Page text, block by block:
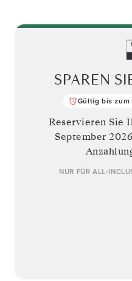
SPAREN
Gültig bis zum
Reservieren Sie
September 2026
NUR FÜR ALL-